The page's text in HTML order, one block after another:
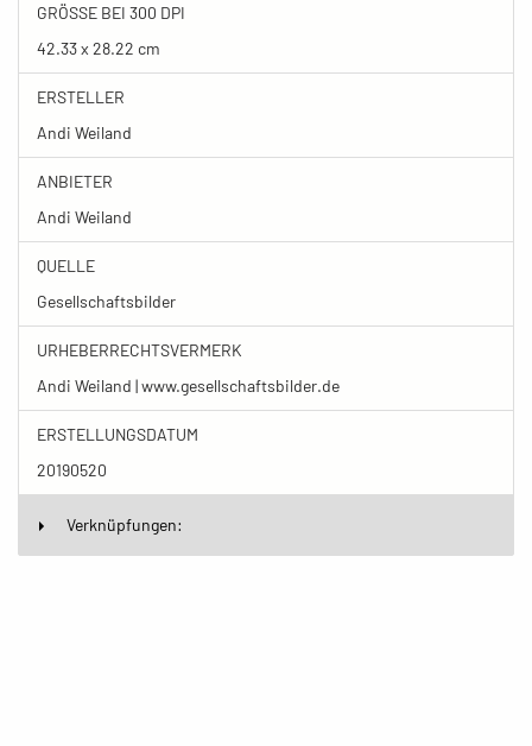
GRÖSSE BEI 300 DPI
42.33 x 28.22 cm
ERSTELLER
Andi Weiland
ANBIETER
Andi Weiland
QUELLE
Gesellschaftsbilder
URHEBERRECHTSVERMERK
Andi Weiland | www.gesellschaftsbilder.de
ERSTELLUNGSDATUM
20190520
Verknüpfungen: